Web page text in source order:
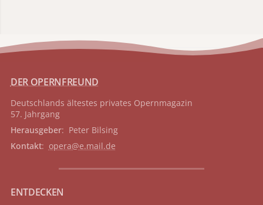
DER OPERNFREUND
Deutschlands ältestes privates Opernmagazin
57. Jahrgang
Herausgeber: Peter Bilsing
Kontakt: opera@e.mail.de
ENTDECKEN